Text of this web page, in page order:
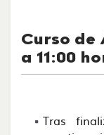
Curso de
a 11:00
Tras